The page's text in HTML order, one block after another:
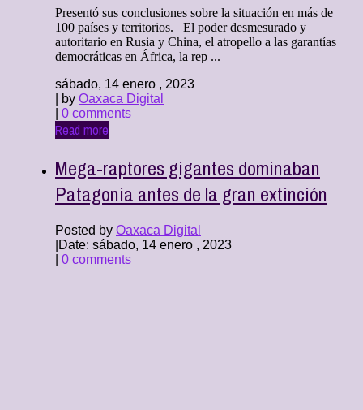
Presentó sus conclusiones sobre la situación en más de
100 países y territorios. El poder desmesurado y
autoritario en Rusia y China, el atropello a las garantías
democráticas en África, la rep ...
sábado, 14 enero , 2023
| by Oaxaca Digital
0 comments
Read more
Mega-raptores gigantes dominaban
Patagonia antes de la gran extinción
Posted by Oaxaca Digital
Date: sábado, 14 enero , 2023
0 comments